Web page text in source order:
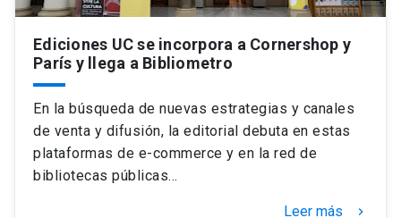
Ediciones UC se incorpora a Cornershop y
París y llega a Bibliometro
En la búsqueda de nuevas estrategias y canales
de venta y difusión, la editorial debuta en estas
plataformas de e-commerce y en la red de
bibliotecas públicas…
Leer más keyboard_arrow_right